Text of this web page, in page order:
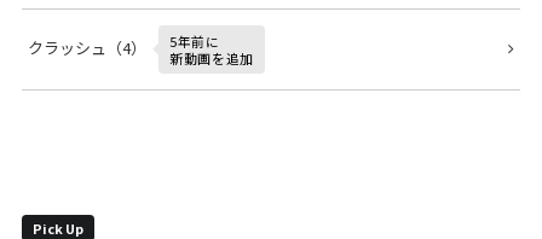
クラッシュ（4）
5年前に
新動画を追加
Pick Up